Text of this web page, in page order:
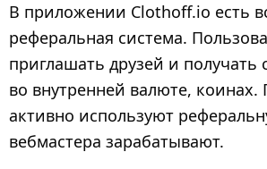
В приложении Clothoff.io есть
реферальная система.
приглашать друзей и получать
во внутренней валюте, коинах.
активно используют
вебмастера зарабатывают.